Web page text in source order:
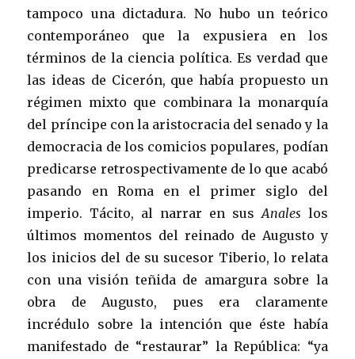
tampoco una dictadura. No hubo un teórico
contemporáneo que la expusiera en los
términos de la ciencia política. Es verdad que
las ideas de Cicerón, que había propuesto un
régimen mixto que combinara la monarquía
del príncipe con la aristocracia del senado y la
democracia de los comicios populares, podían
predicarse retrospectivamente de lo que acabó
pasando en Roma en el primer siglo del
imperio. Tácito, al narrar en sus Anales los
últimos momentos del reinado de Augusto y
los inicios del de su sucesor Tiberio, lo relata
con una visión teñida de amargura sobre la
obra de Augusto, pues era claramente
incrédulo sobre la intención que éste había
manifestado de “restaurar” la República: “ya